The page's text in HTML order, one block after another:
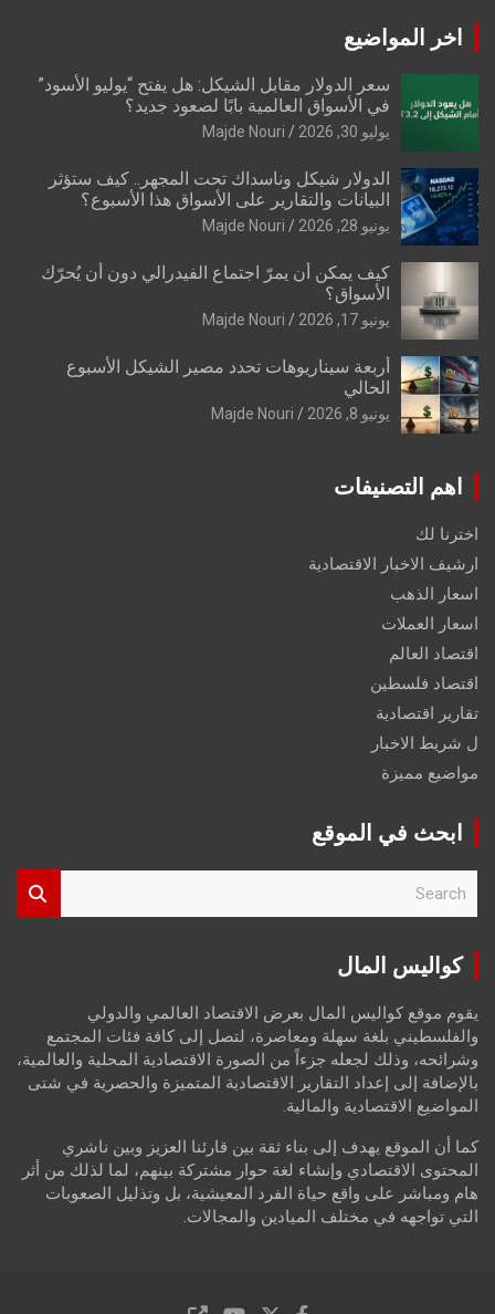
اخر المواضيع
سعر الدولار مقابل الشيكل: هل يفتح “يوليو الأسود”
في الأسواق العالمية بابًا لصعود جديد؟
يوليو 30, 2026 Majde Nouri
الدولار شيكل وناسداك تحت المجهر.. كيف ستؤثر
البيانات والتقارير على الأسواق هذا الأسبوع؟
يونيو 28, 2026 Majde Nouri
كيف يمكن أن يمرّ اجتماع الفيدرالي دون أن يُحرّك
الأسواق؟
يونيو 17, 2026 Majde Nouri
أربعة سيناريوهات تحدد مصير الشيكل الأسبوع
الحالي
يونيو 8, 2026 Majde Nouri
اهم التصنيفات
اخترنا لك
ارشيف الاخبار الاقتصادية
اسعار الذهب
اسعار العملات
اقتصاد العالم
اقتصاد فلسطين
تقارير اقتصادية
ل شريط الاخبار
مواضيع مميزة
ابحث في الموقع
r
كواليس المال
يقوم موقع كواليس المال بعرض الاقتصاد العالمي والدولي
والفلسطيني بلغة سهلة ومعاصرة، لتصل إلى كافة فئات المجتمع
وشرائحه، وذلك لجعله جزءاً من الصورة الاقتصادية المحلية والعالمية،
بالإضافة إلى إعداد التقارير الاقتصادية المتميزة والحصرية في شتى
المواضيع الاقتصادية والمالية.
كما أن الموقع يهدف إلى بناء ثقة بين قارئنا العزيز وبين ناشري
المحتوى الاقتصادي وإنشاء لغة حوار مشتركة بينهم، لما لذلك من أثر
هام ومباشر على واقع حياة الفرد المعيشية، بل وتذليل الصعوبات
التي تواجهه في مختلف الميادين والمجالات.